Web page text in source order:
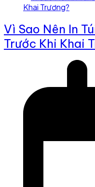
Vì Sao Nên In
Trước Khi Khai